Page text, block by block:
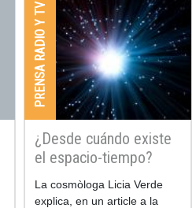
PRENSA RADIO Y TV
¿Desde cuándo existe
el espacio-tiempo?
La cosmòloga Licia Verde
explica, en un article a la